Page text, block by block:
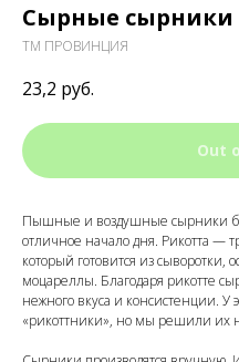
Сырные сырники
ТМ ПРОВИНЦИЯ
23,2 руб.
Out
Пышные и воздушные сырники
отличное начало дня. Рикотта —
который готовится из сыворотки,
моцареллы. Благодаря рикотте
нежного вкуса и консистенции. У
«рикоттники», но мы решили их